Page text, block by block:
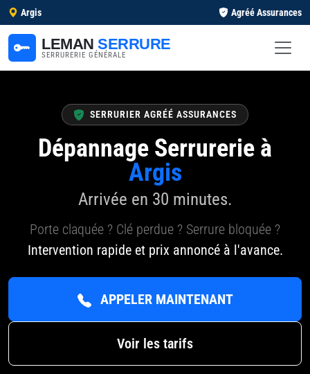
Argis Agréé Assurances
LEMAN SERRURE
SERRURERIE GÉNÉRALE
SERRURIER AGRÉÉ ASSURANCES
Dépannage Serrurerie à
Argis
Arrivée en 30 minutes.
Porte claquée ? Clé perdue ? Serrure bloquée ?
Intervention rapide et prix annoncé à l'avance.
APPELER MAINTENANT
Voir les tarifs